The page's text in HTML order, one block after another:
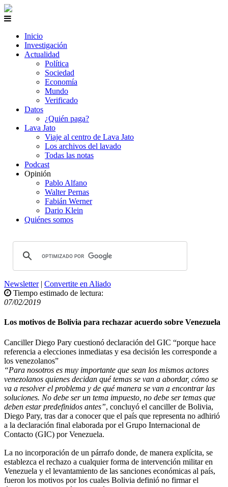
Inicio
Investigación
Actualidad
Política
Sociedad
Economía
Mundo
Verificado
Datos
¿Quién paga?
Lava Jato
Viaje al centro de Lava Jato
Los archivos del lavado
Todas las notas
Podcast
Opinión
Pablo Alfano
Walter Pernas
Fabián Werner
Dario Klein
Quiénes somos
Newsletter| Convertite en Aliado
Tiempo estimado de lectura:
07/02/2019
Los motivos de Bolivia para rechazar acuerdo sobre Venezuela
Canciller Diego Pary cuestionó declaración del GIC “porque hace
referencia a elecciones inmediatas y esa decisión les corresponde a
los venezolanos”
“Para nosotros es muy importante que sean los mismos actores
venezolanos quienes decidan qué temas se van a abordar, cómo se
va a resolver el problema y de qué manera se van a encontrar las
soluciones. No debe ser un tema impuesto, no debe ser temas que
deben estar predefinidos antes”, concluyó el canciller de Bolivia,
Diego Pary, tras dar a conocer que el país que representa no adhirió
a la declaración final elaborada por el Grupo Internacional de
Contacto (GIC) por Venezuela.
La no incorporación de un párrafo donde, de manera explícita, se
establezca el rechazo a cualquier forma de intervención militar en
Venezuela y el levantamiento de las sanciones económicas al país,
fueron los motivos por los cuales Bolivia definió no firmar el